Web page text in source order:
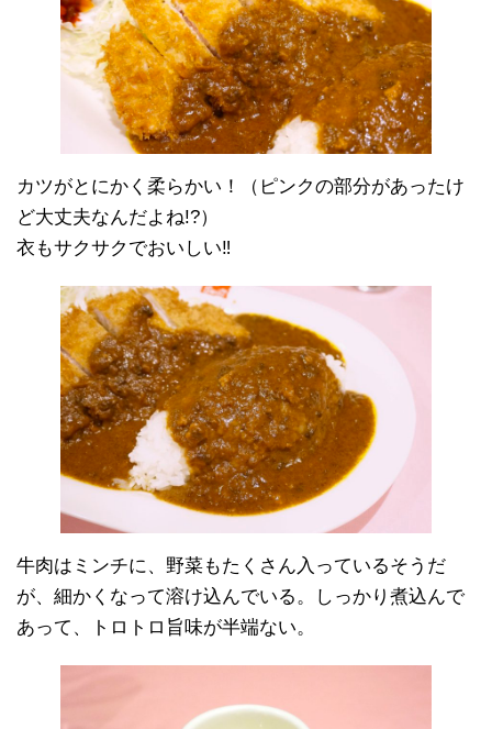
カツがとにかく柔らかい！（ピンクの部分があったけ
ど大丈夫なんだよね!?）
衣もサクサクでおいしい‼︎
牛肉はミンチに、野菜もたくさん入っているそうだ
が、細かくなって溶け込んでいる。しっかり煮込んで
あって、トロトロ旨味が半端ない。